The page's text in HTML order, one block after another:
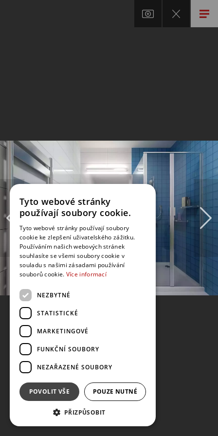
Tyto webové stránky
používají soubory cookie.
Tyto webové stránky používají soubory
cookie ke zlepšení uživatelského zážitku.
Používáním našich webových stránek
souhlasíte se všemi soubory cookie v
souladu s našimi zásadami používání
souborů cookie. Více informací
NEZBYTNÉ
STATISTICKÉ
MARKETINGOVÉ
FUNKČNÍ SOUBORY
NEZAŘAZENÉ SOUBORY
POVOLIT VŠE POUZE NUTNÉ
PŘIZPŮSOBIT